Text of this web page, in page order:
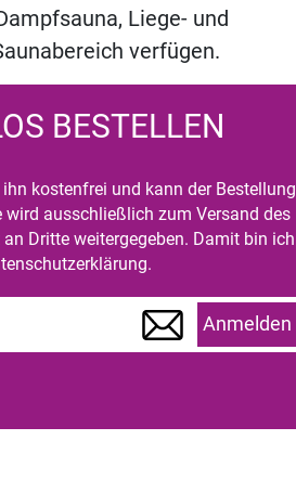
Liege- und
verfügen.
BESTELLEN
kostenfrei und kann der Bestellung
wird ausschließlich zum Versand des
Dritte weitergegeben. Damit bin ich
Anmelden